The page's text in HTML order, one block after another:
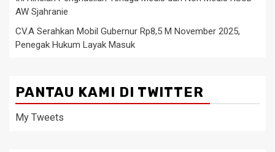
AW Sjahranie
CV.A Serahkan Mobil Gubernur Rp8,5 M November 2025,
Penegak Hukum Layak Masuk
PANTAU KAMI DI TWITTER
My Tweets